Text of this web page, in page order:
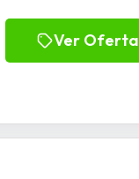
Ver Oferta